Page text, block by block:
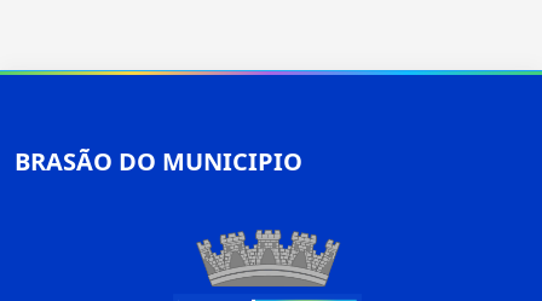
BRASÃO DO MUNICIPIO